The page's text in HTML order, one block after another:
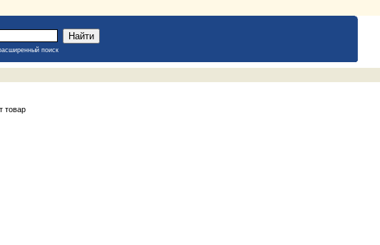
поиск
товар